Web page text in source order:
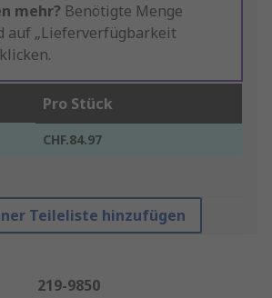
mehr? Benötigte Menge
auf „Lieferverfügbarkeit
Pro Stück
CHF.84.97
Teileliste hinzufügen
219-9850